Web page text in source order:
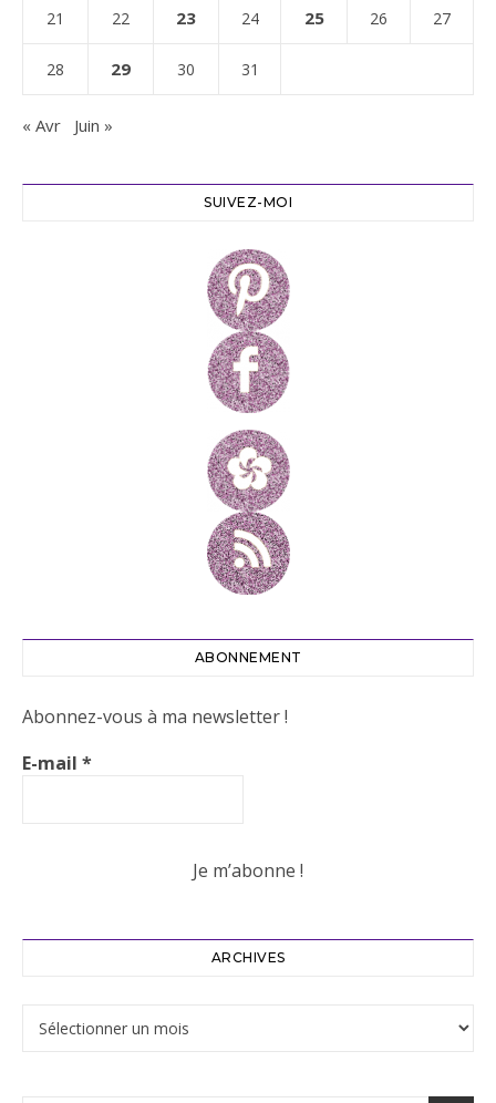
21 22 23 24 25 26 27
28 29 30 31
« Avr Juin »
SUIVEZ-MOI
ABONNEMENT
Abonnez-vous à ma newsletter !
E-mail *
ARCHIVES
Archives